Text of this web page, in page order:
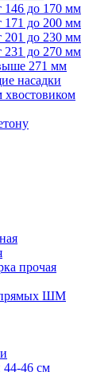
146 до 170 мм
171 до 200 мм
201 до 230 мм
231 до 270 мм
271 мм
насадки
хвостовиком
прочая
прямых ШМ
44-46 см